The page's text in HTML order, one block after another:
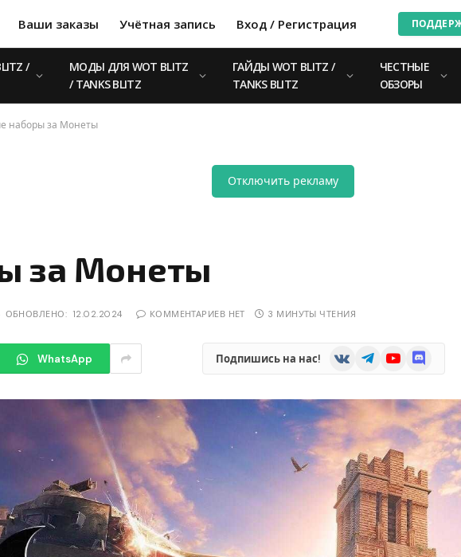
Ваши заказы Учётная запись Вход / Регистрация
/
МОДЫ ДЛЯ WOT BLITZ
/ TANKS BLITZ
ГАЙДЫ WOT BLITZ /
TANKS BLITZ
ЧЕСТНЫЕ
ОБЗОРЫ
наборы за Монеты
Отключить рекламу
за Монеты
ОБНОВЛЕНО: 12.02.2024 КОММЕНТАРИЕВ НЕТ 3 МИНУТЫ ЧТЕНИЯ
WhatsApp Подпишись на нас! VKontakteTelegramYouTubeDiscord